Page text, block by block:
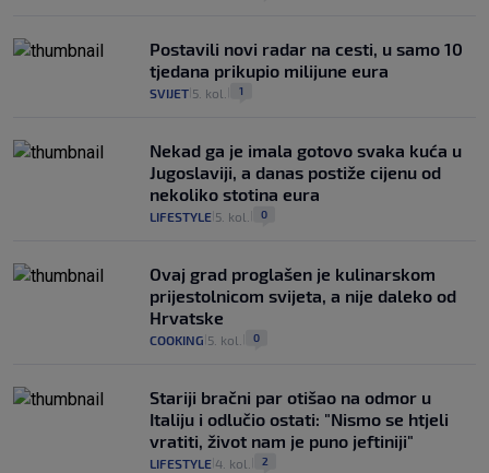
Postavili novi radar na cesti, u samo 10
tjedana prikupio milijune eura
SVIJET 5. kol. 1
Nekad ga je imala gotovo svaka kuća u
Jugoslaviji, a danas postiže cijenu od
nekoliko stotina eura
LIFESTYLE 5. kol. 0
Ovaj grad proglašen je kulinarskom
prijestolnicom svijeta, a nije daleko od
Hrvatske
COOKING 5. kol. 0
Stariji bračni par otišao na odmor u
Italiju i odlučio ostati: "Nismo se htjeli
vratiti, život nam je puno jeftiniji"
LIFESTYLE 4. kol. 2